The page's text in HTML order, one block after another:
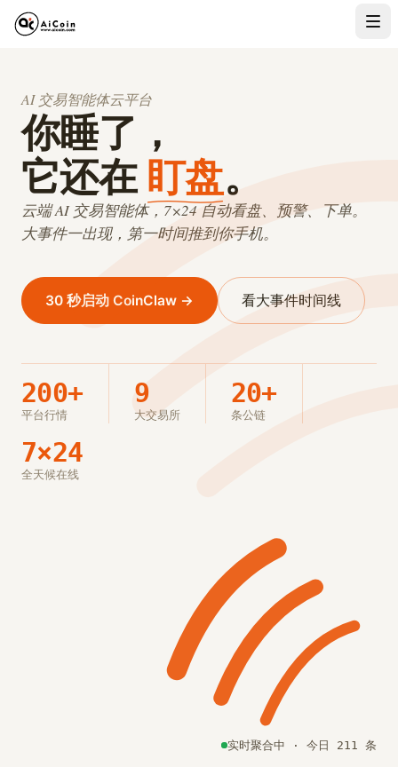
AI 交易智能体云平台
你睡了，
它还在 盯盘。
云端 AI 交易智能体，7×24 自动看盘、预警、下单。
大事件一出现，第一时间推到你手机。
30 秒启动 CoinClaw → 看大事件时间线
200+
平台行情
9
大交易所
20+
条公链
7×24
全天候在线
实时聚合中 · 今日 211 条